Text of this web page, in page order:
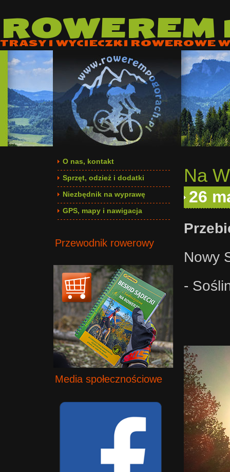
ROWEREM
TRASY I WYCIECZKI ROWEROWE
Na
26
Nowy
-
O nas, kontakt
Sprzęt, odzież i dodatki
Niezbędnik na wyprawę
GPS, mapy i nawigacja
Przewodnik rowerowy
Media społecznościowe